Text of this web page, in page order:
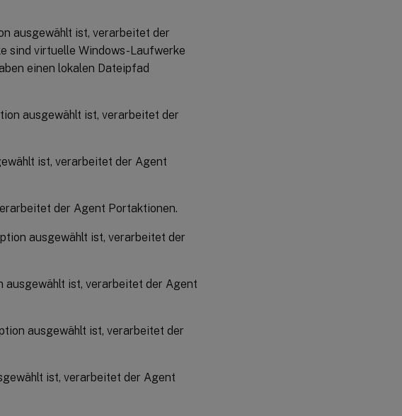
ausgewählt ist, verarbeitet der
sind virtuelle Windows-Laufwerke
einen lokalen Dateipfad
ausgewählt ist, verarbeitet der
ist, verarbeitet der Agent
der Agent Portaktionen.
ausgewählt ist, verarbeitet der
ausgewählt ist, verarbeitet der Agent
ausgewählt ist, verarbeitet der
ist, verarbeitet der Agent